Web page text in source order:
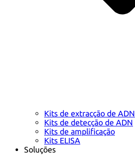
Kits de extracção de ADN
Kits de detecção de ADN
Kits de amplificação
Kits ELISA
Soluções